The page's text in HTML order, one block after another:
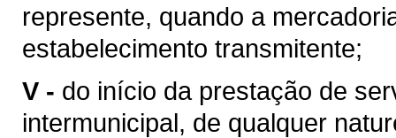
represente, quando a
estabelecimento transmitente;
V - do início da prestação de
intermunicipal, de qualquer